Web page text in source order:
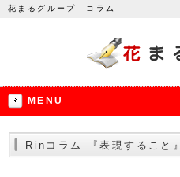
花まるグループ コラム
MENU
Rinコラム 『表現すること』